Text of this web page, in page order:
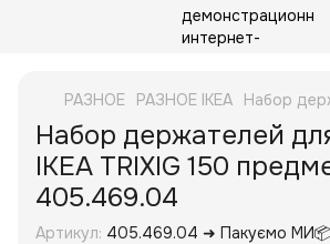
РАЗНОЕ РАЗНОЕ IKEA Набор
Набор держателей
IKEA TRIXIG 150
405.469.04
Артикул: 405.469.04 ➜ Пакуємо МИ📦